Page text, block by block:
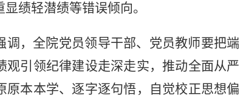
绩轻潜绩等错误倾向。
调，全院党员领导干部、党员教师要把
观引领纪律建设走深走实，推动全面从
原本本学、逐字逐句悟，自觉校正思想